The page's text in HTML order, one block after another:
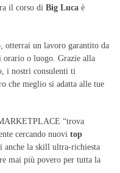
il corso di Big Luca è
, otterrai un lavoro garantito da
orario o luogo. Grazie alla
i nostri consulenti ti
che meglio si adatta alle tue
“trova
cercando nuovi top
anche la skill ultra-richiesta
mai più povero per tutta la